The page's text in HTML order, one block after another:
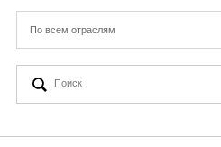
Услуги
Новая реальность
По всем отраслям